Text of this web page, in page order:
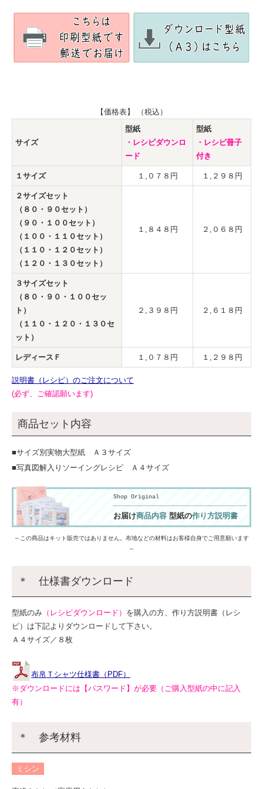
【価格表】 （税込）
サイズ
型紙
・レシピダウンロ
ード
型紙
・レシピ冊子
付き
１サイズ １,０７８円 １,２９８円
２サイズセット
（８０・９０セット）
（９０・１００セット）
（１００・１１０セット）
（１１０・１２０セット）
（１２０・１３０セット）
１,８４８円 ２,０６８円
３サイズセット
（８０・９０・１００セッ
ト）
（１１０・１２０・１３０セ
ット）
２,３９８円 ２,６１８円
レディースＦ １,０７８円 １,２９８円
説明書（レシピ）のご注文について
(必ず、ご確認願います)
商品セット内容
■サイズ別実物大型紙 Ａ３サイズ
■写真図解入りソーイングレシピ Ａ４サイズ
Shop Original
お届け商品内容型紙の作り方説明書
～この商品はキット販売ではありません。布地などの材料はお客様自身でご用意願います
～
＊ 仕様書ダウンロード
型紙のみ （レシピダウンロード） を購入の方、作り方説明書（レシ
ピ）は下記よりダウンロードして下さい。
Ａ４サイズ／８枚
布帛Ｔシャツ仕様書（PDF）
※ダウンロードには【パスワード】が必要（ご購入型紙の中に記入
有）
＊ 参考材料
ミシン